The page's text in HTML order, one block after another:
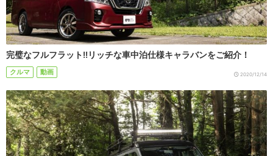
完璧なフルフラット!!リッチな車中泊仕様キャラバンをご紹介！
クルマ 動画 2020/12/14